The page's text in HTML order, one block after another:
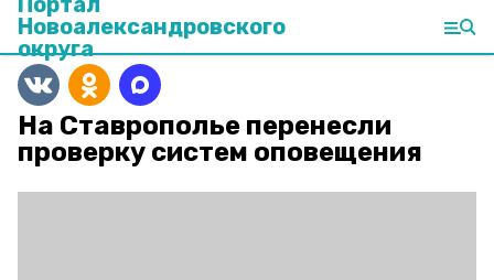
Новоалександровского
округа
На Ставрополье перенесли
проверку систем оповещения